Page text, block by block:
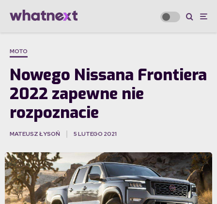
MOTO
Nowego Nissana Frontiera
2022 zapewne nie
rozpoznacie
MATEUSZ ŁYSOŃ 5 LUTEGO 2021